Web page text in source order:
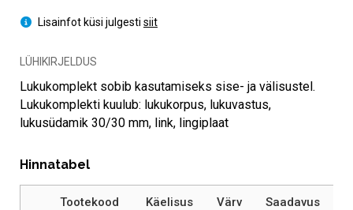
Lisainfot küsi julgesti siit
LÜHIKIRJELDUS
Lukukomplekt sobib kasutamiseks sise- ja välisustel.
Lukukomplekti kuulub: lukukorpus, lukuvastus,
lukusüdamik 30/30 mm, link, lingiplaat
Hinnatabel
Tootekood Käelisus Värv Saadavus